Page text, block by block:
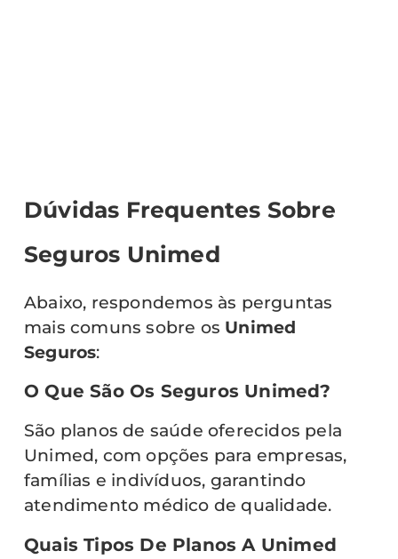
Dúvidas Frequentes Sobre
Seguros Unimed
Abaixo, respondemos às perguntas
mais comuns sobre os Unimed
Seguros:
O Que São Os Seguros Unimed?
São planos de saúde oferecidos pela
Unimed, com opções para empresas,
famílias e indivíduos, garantindo
atendimento médico de qualidade.
Quais Tipos De Planos A Unimed